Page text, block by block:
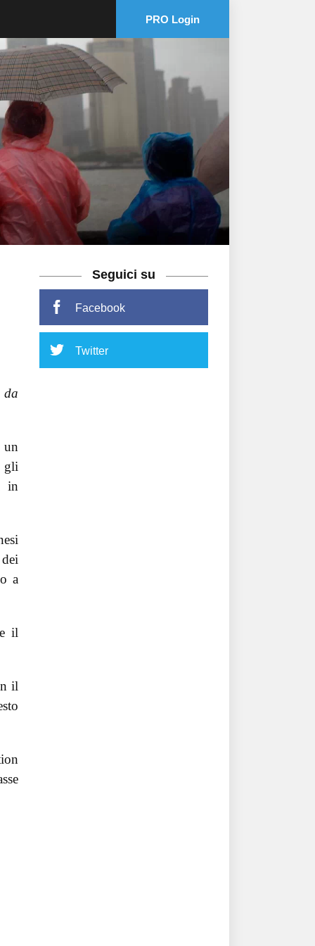
PRO Login
da
un
gli
in
a
il
il
Seguici su
Facebook
Twitter